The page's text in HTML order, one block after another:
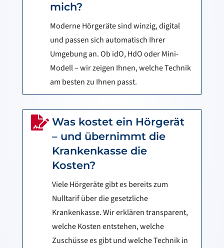
mich?
Moderne Hörgeräte sind winzig, digital
und passen sich automatisch Ihrer
Umgebung an. Ob idO, HdO oder Mini-
Modell – wir zeigen Ihnen, welche Technik
am besten zu Ihnen passt.
 Was kostet ein Hörgerät
– und übernimmt die
Krankenkasse die
Kosten?
Viele Hörgeräte gibt es bereits zum
Nulltarif über die gesetzliche
Krankenkasse. Wir erklären transparent,
welche Kosten entstehen, welche
Zuschüsse es gibt und welche Technik in